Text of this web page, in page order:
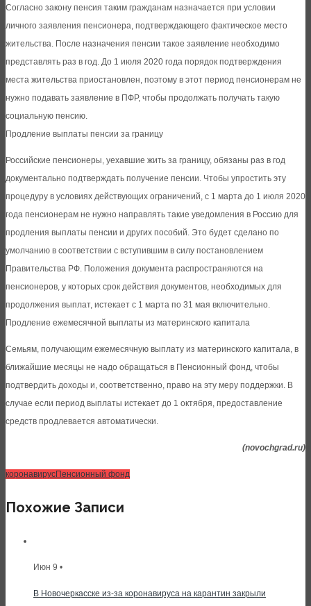
Согласно закону пенсия таким гражданам назначается при условии
личного заявления пенсионера, подтверждающего фактическое место
жительства. После назначения пенсии такое заявление необходимо
представлять раз в год. До 1 июля 2020 года порядок подтверждения
места жительства приостановлен, поэтому в этот период пенсионерам не
нужно подавать заявление в ПФР, чтобы продолжать получать такую
социальную пенсию.
Продление выплаты пенсии за границу
Российские пенсионеры, уехавшие жить за границу, обязаны раз в год
документально подтверждать получение пенсии. Чтобы упростить эту
процедуру в условиях действующих ограничений, с 1 марта до 1 июля 2020
года пенсионерам не нужно направлять такие уведомления в Россию для
продления выплаты пенсии и других пособий. Это будет сделано по
умолчанию в соответствии с вступившим в силу постановлением
Правительства РФ. Положения документа распространяются на
пенсионеров, у которых срок действия документов, необходимых для
продолжения выплат, истекает с 1 марта по 31 мая включительно.
Продление ежемесячной выплаты из материнского капитала
Семьям, получающим ежемесячную выплату из материнского капитала, в
ближайшие месяцы не надо обращаться в Пенсионный фонд, чтобы
подтвердить доходы и, соответственно, право на эту меру поддержки. В
случае если период выплаты истекает до 1 октября, предоставление
средств продлевается автоматически.
(novochgrad.ru)
коронавирусПенсионный фонд
Похожие Записи
Июн 9 •
В Новочеркасске из-за коронавируса на карантин закрыли